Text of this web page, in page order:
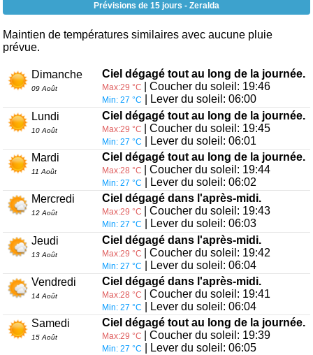
Prévisions de 15 jours - Zeralda
Maintien de températures similaires avec aucune pluie
prévue.
Dimanche
09 Août
Ciel dégagé tout au long de la journée.
Max:29 °C | Coucher du soleil: 19:46
Min: 27 °C
| Lever du soleil: 06:00
Lundi
10 Août
Ciel dégagé tout au long de la journée.
Max:29 °C | Coucher du soleil: 19:45
Min: 27 °C
| Lever du soleil: 06:01
Mardi
11 Août
Ciel dégagé tout au long de la journée.
Max:28 °C | Coucher du soleil: 19:44
Min: 27 °C
| Lever du soleil: 06:02
Mercredi
12 Août
Ciel dégagé dans l'après-midi.
Max:29 °C | Coucher du soleil: 19:43
Min: 27 °C
| Lever du soleil: 06:03
Jeudi
13 Août
Ciel dégagé dans l'après-midi.
Max:29 °C | Coucher du soleil: 19:42
Min: 27 °C
| Lever du soleil: 06:04
Vendredi
14 Août
Ciel dégagé dans l'après-midi.
Max:28 °C | Coucher du soleil: 19:41
Min: 27 °C
| Lever du soleil: 06:04
Samedi
15 Août
Ciel dégagé tout au long de la journée.
Max:29 °C | Coucher du soleil: 19:39
Min: 27 °C
| Lever du soleil: 06:05